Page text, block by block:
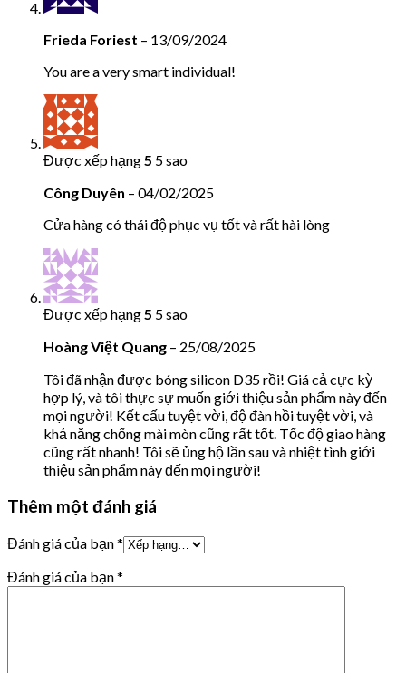
Frieda Foriest – 13/09/2024
You are a very smart individual!
Được xếp hạng5 5 sao
Công Duyên – 04/02/2025
Cửa hàng có thái độ phục vụ tốt và rất hài lòng
Được xếp hạng5 5 sao
Hoàng Việt Quang – 25/08/2025
Tôi đã nhận được bóng silicon D35 rồi! Giá cả cực kỳ
hợp lý, và tôi thực sự muốn giới thiệu sản phẩm này đến
mọi người! Kết cấu tuyệt vời, độ đàn hồi tuyệt vời, và
khả năng chống mài mòn cũng rất tốt. Tốc độ giao hàng
cũng rất nhanh! Tôi sẽ ủng hộ lần sau và nhiệt tình giới
thiệu sản phẩm này đến mọi người!
Thêm một đánh giá
Đánh giá của bạn*
Đánh giá của bạn*